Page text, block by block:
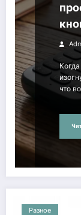
что
Разное